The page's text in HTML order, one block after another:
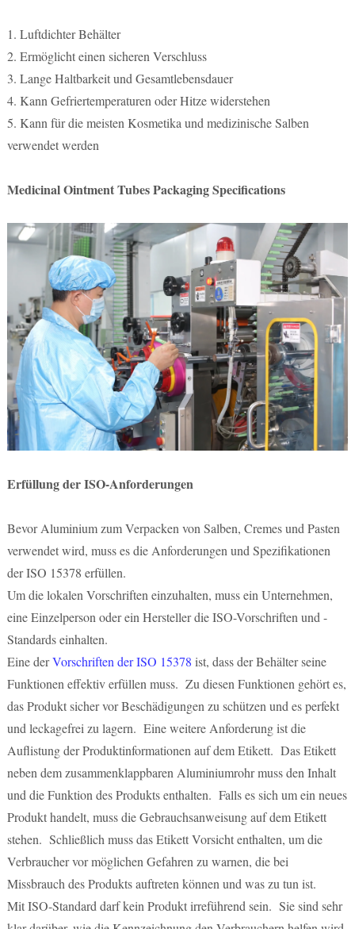
1. Luftdichter Behälter
2. Ermöglicht einen sicheren Verschluss
3. Lange Haltbarkeit und Gesamtlebensdauer
4. Kann Gefriertemperaturen oder Hitze widerstehen
5. Kann für die meisten Kosmetika und medizinische Salben
verwendet werden
Medicinal Ointment Tubes Packaging Specifications
Erfüllung der ISO-Anforderungen
Bevor Aluminium zum Verpacken von Salben, Cremes und Pasten
verwendet wird, muss es die Anforderungen und Spezifikationen
der ISO 15378 erfüllen.
Um die lokalen Vorschriften einzuhalten, muss ein Unternehmen,
eine Einzelperson oder ein Hersteller die ISO-Vorschriften und -
Standards einhalten.
Eine derVorschriften der ISO 15378 ist, dass der Behälter seine
Funktionen effektiv erfüllen muss. Zu diesen Funktionen gehört es,
das Produkt sicher vor Beschädigungen zu schützen und es perfekt
und leckagefrei zu lagern. Eine weitere Anforderung ist die
Auflistung der Produktinformationen auf dem Etikett. Das Etikett
neben dem zusammenklappbaren Aluminiumrohr muss den Inhalt
und die Funktion des Produkts enthalten. Falls es sich um ein neues
Produkt handelt, muss die Gebrauchsanweisung auf dem Etikett
stehen. Schließlich muss das Etikett Vorsicht enthalten, um die
Verbraucher vor möglichen Gefahren zu warnen, die bei
Missbrauch des Produkts auftreten können und was zu tun ist.
Mit ISO-Standard darf kein Produkt irreführend sein. Sie sind sehr